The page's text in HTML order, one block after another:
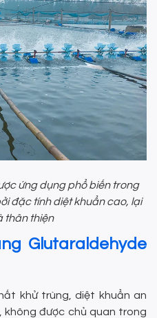
ứng dụng phổ biến trong
đặc tính diệt khuẩn cao, lại
thân thiện
Glutaraldehyde
khử trùng, diệt khuẩn an
được chủ quan trong